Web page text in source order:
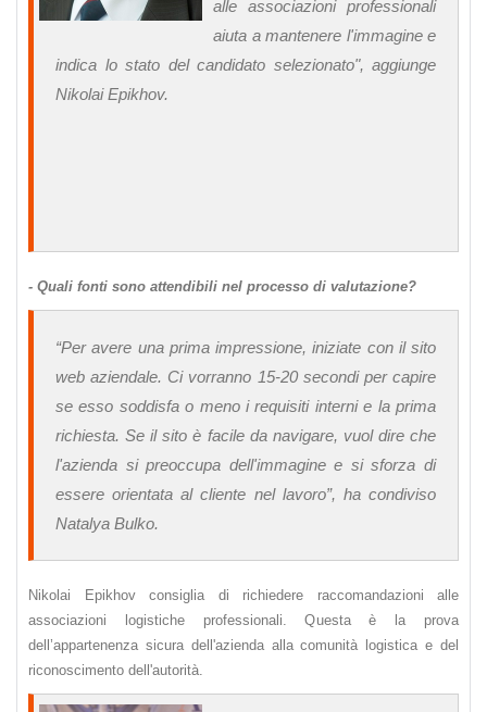
alle associazioni professionali
aiuta a mantenere l'immagine e
indica lo stato del candidato selezionato", aggiunge
Nikolai Epikhov.
- Quali fonti sono attendibili nel processo di valutazione?
“Per avere una prima impressione, iniziate con il sito
web aziendale. Ci vorranno 15-20 secondi per capire
se esso soddisfa o meno i requisiti interni e la prima
richiesta. Se il sito è facile da navigare, vuol dire che
l'azienda si preoccupa dell'immagine e si sforza di
essere orientata al cliente nel lavoro”, ha condiviso
Natalya Bulko.
Nikolai Epikhov consiglia di richiedere raccomandazioni alle
associazioni logistiche professionali. Questa è la prova
dell’appartenenza sicura dell'azienda alla comunità logistica e del
riconoscimento dell'autorità.